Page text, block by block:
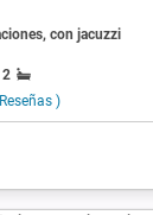
con jacuzzi
2
)